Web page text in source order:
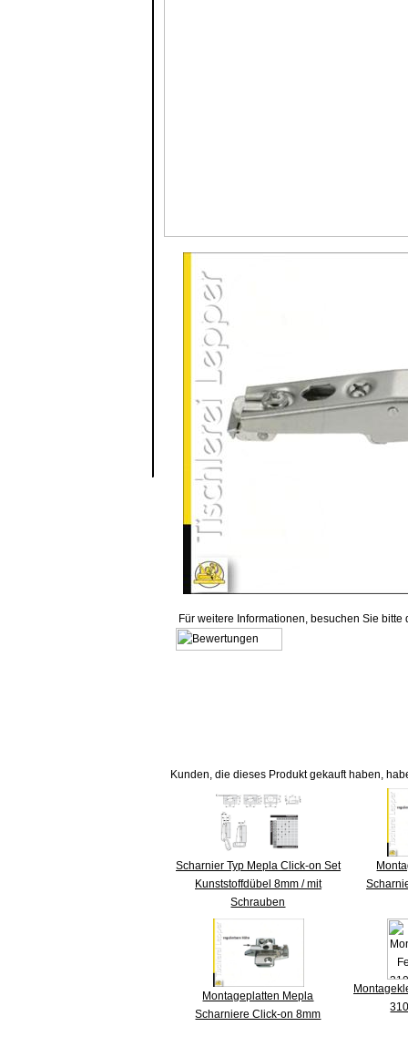
Für weitere Informationen, besuchen Sie bitte
Kunden, die dieses Produkt gekauft haben,
Scharnier Typ Mepla Click-on Set
Kunststoffdübel 8mm / mit
Schrauben
Montageplatten Mepla
Scharniere Click-on 8mm